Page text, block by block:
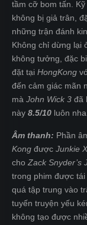
tầm cỡ bom tấn.
không bị giả trân,
những trận đánh
Không chỉ dừng lại
không tưởng, đặc
đặt tại HongKong
đến cảm giác mãn
mà John Wick 3 đã
này 8.5/10 luôn nha.
Âm thanh: Phần
Kong được Junkie
cho Zack Snyder’s
trong phim được
quá tập trung vào
tuyến truyện yếu
không tạo được